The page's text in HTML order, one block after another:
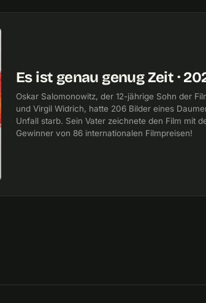
Es ist genau genug Zeit ·
Oskar Salomonowitz, der 12-jährige Sohn der
und Virgil Widrich, hatte 206 Bilder eines
Unfall starb. Sein Vater zeichnete den Film mit
Gewinner von 86 internationalen Filmpreisen!